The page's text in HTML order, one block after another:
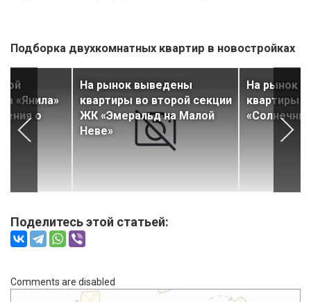
Подборка двухкомнатных квартир в новостройках
«Янила»
о
На рынок выведены
квартиры во второй секции
ЖК «Эмеральд на Малой
Неве»
На рынок
квартиры
Поделитесь этой статьей:
Comments are disabled